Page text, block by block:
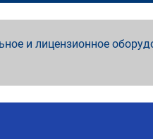
и лицензионное